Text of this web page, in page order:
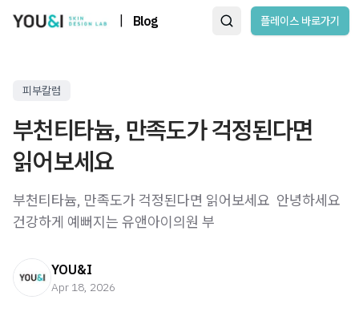
Blog 플레이스 바로가기
피부칼럼
부천티타늄, 만족도가 걱정된다면
읽어보세요
부천티타늄, 만족도가 걱정된다면 읽어보세요 ​ 안녕하세요
건강하게 예뻐지는 유앤아이의원 부
YOU&I
Apr 18, 2026